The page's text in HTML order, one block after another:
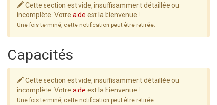
Cette section est vide, insuffisamment détaillée ou
incomplète. Votre aide est la bienvenue !
Une fois terminé, cette notification peut être retirée.
Capacités
Cette section est vide, insuffisamment détaillée ou
incomplète. Votre aide est la bienvenue !
Une fois terminé, cette notification peut être retirée.